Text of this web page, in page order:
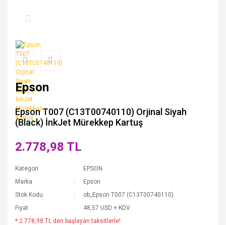
Epson
Epson T007 (C13T00740110) Orjinal Siyah
(Black) İnkJet Mürekkep Kartuş
2.778,98 TL
Kategori
EPSON
Marka
Epson
Stok Kodu
ob_Epson T007 (C13T00740110)
Fiyat
48,57 USD + KDV
* 2.778,98 TL den başlayan taksitlerle!